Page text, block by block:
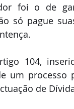
foi o de
só pague
104,
um processo
de